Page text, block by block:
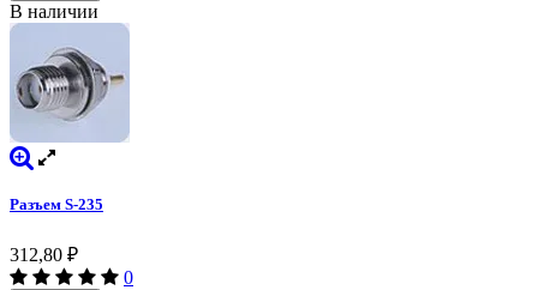
В наличии
Разъем S-235
312,80 ₽
0